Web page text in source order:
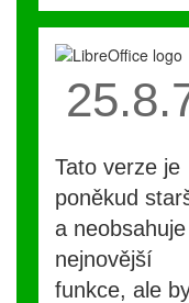
Tato verze je
poněkud
a neobsahuje
nejnovější
funkce, ale